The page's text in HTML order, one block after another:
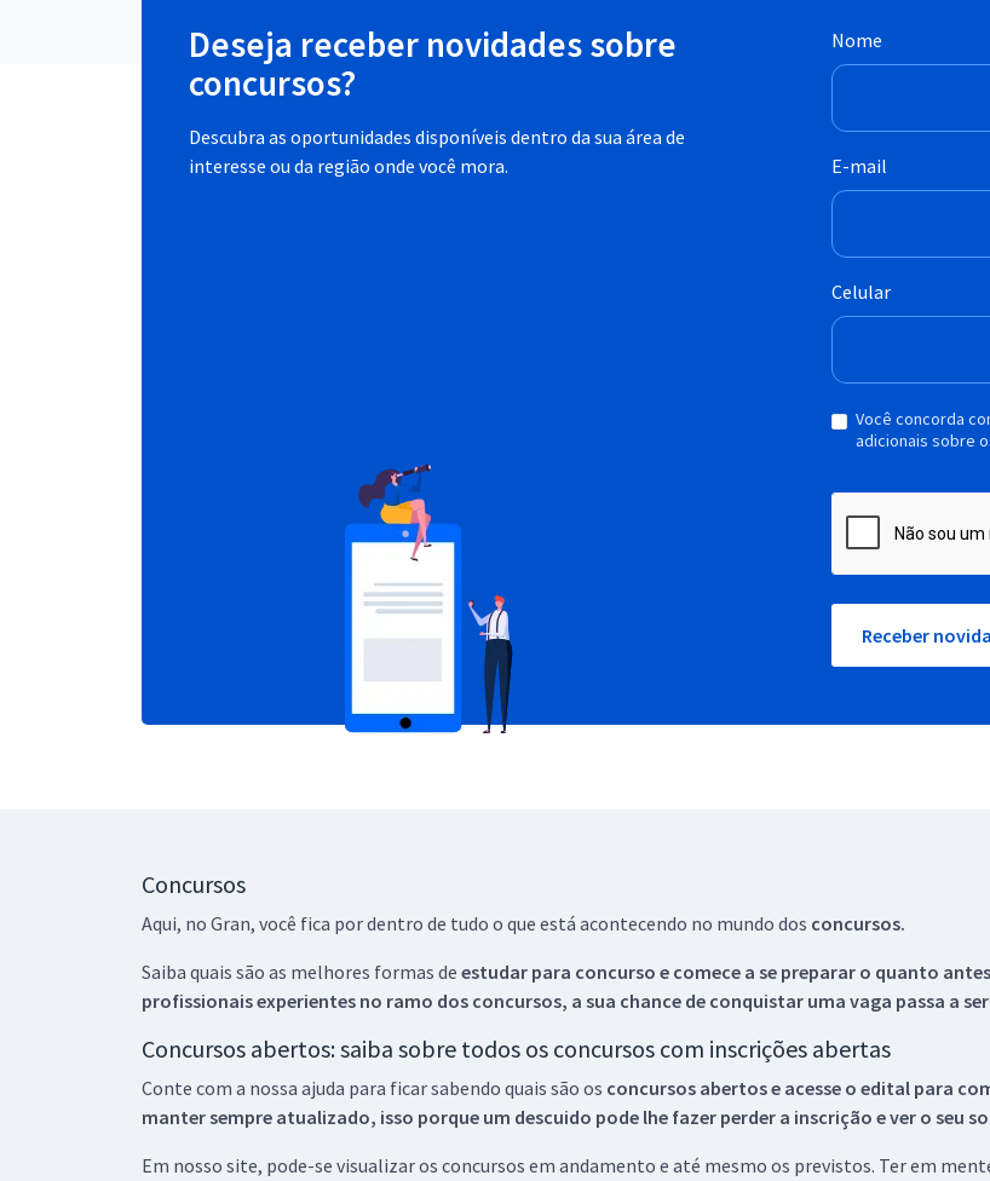
Deseja receber novidades sobre
concursos?
Descubra as oportunidades disponíveis dentro da sua área de
interesse ou da região onde você mora.
Nome
E-mail
Celular
Você concorda
adicionais sobre
Receber
Concursos
Aqui, no Gran, você fica por dentro de tudo o que está acontecendo no mundo dos concursos.
Saiba quais são as melhores formas de estudar para concurso e comece a se preparar o quanto
profissionais experientes no ramo dos concursos, a sua chance de conquistar uma vaga passa a
Concursos abertos: saiba sobre todos os concursos com inscrições abertas
Conte com a nossa ajuda para ficar sabendo quais são os concursos abertos e acesse o edital para
manter sempre atualizado, isso porque um descuido pode lhe fazer perder a inscrição e ver o seu
Em nosso site, pode-se visualizar os concursos em andamento e até mesmo os previstos. Ter em